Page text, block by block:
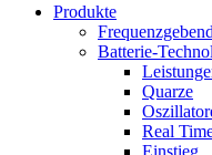
Produkte
Batterie-
Quarze
Real
Einstieg